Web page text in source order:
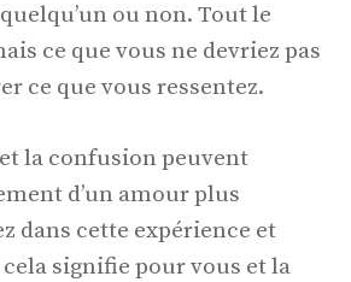
ou non. Tout le
ce que vous ne devriez pas
ce que vous ressentez.
la confusion peuvent
d’un amour plus
dans cette expérience et
signifie pour vous et la